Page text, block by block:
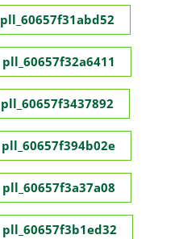
pll_60657f31abd52
pll_60657f32a6411
pll_60657f3437892
pll_60657f394b02e
pll_60657f3a37a08
pll_60657f3b1ed32